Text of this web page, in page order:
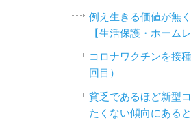
例え生きる価値が無
【生活保護・ホームレ
コロナワクチンを接
回目）
貧乏であるほど新型
たくない傾向にある